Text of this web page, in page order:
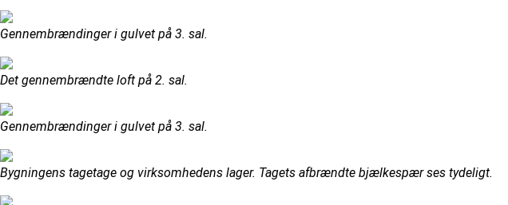
Gennembrændinger i gulvet på 3. sal.
Det gennembrændte loft på 2. sal.
Gennembrændinger i gulvet på 3. sal.
Bygningens tagetage og virksomhedens lager. Tagets afbrændte bjælkespær ses tydeligt.